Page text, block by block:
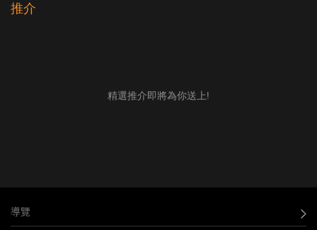
色夾在離開與留下的抉擇間。現實中，導演即使三番四次被禁拍，
推介
精選推介即將為你送上!
導覽